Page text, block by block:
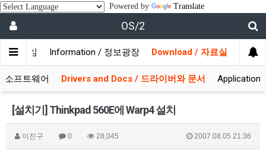
Powered by Translate
OS/2
자모임 Information / 정보광장 Download / 자료실
소프트웨어 Drivers and Docs / 드라이버와 문서
[설치기] Thinkpad 560E에 Warp4 설치
이진구 0 28,045 2007.08.05 21:36